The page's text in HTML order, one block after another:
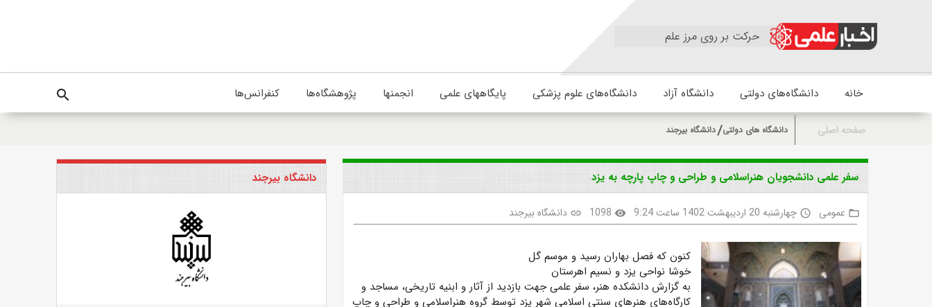
حرکت بر روی مرز علم
خانه دانشگاه‌های دولتی دانشگاه آزاد دانشگاه‌های علوم پزشکی پایگاههای علمی انجمنها پژوهشگاه‌ها کنفرانس‌ها search
صفحه اصلی دانشگاه های دولتی دانشگاه بیرجند
سفر علمی دانشجویان هنراسلامی و طراحی و چاپ پارچه به یزد
folder_open عمومی access_time چهارشنبه 20 اردیبهشت 1402 ساعت 9:24 visibility
1098
link دانشگاه بیرجند
کنون که فصل بهاران رسید و موسم گل
خوشا نواحی یزد و نسیم اهرستان
به گزارش دانشکده هنر، سفر علمی جهت بازدید از آثار و ابنیه تاریخی، مساجد و
کارگاه‌‌های هنرهای سنتی اسلامی شهر یزد توسط گروه هنراسلامی و طراحی و چاپ
دانشگاه بیرجند